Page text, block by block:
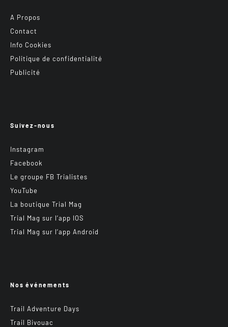
A Propos
Contact
Info Cookies
Politique de confidentialité
Publicité
Suivez-nous
Instagram
Facebook
Le groupe FB Trialistes
YouTube
La boutique Trial Mag
Trial Mag sur l’app IOS
Trial Mag sur l’app Android
Nos événements
Trail Adventure Days
Trail Bivouac